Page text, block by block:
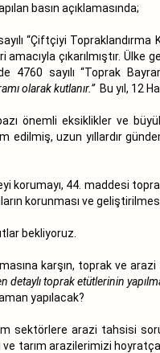
basın açıklamasında;
“Çiftçiyi
çıkarılmıştır. Ülke
sayılı “Toprak
olarak kutlanır.”Bu yıl, 12
önemli eksiklikler ve
edilmiş, uzun yıllardır
korumayı, 44. maddesi
korunması ve
bekliyoruz.
karşın, toprak ve arazi
toprak etütlerinin
yapılacak?
sektörlere arazi tahsisi
tarım arazilerimizi